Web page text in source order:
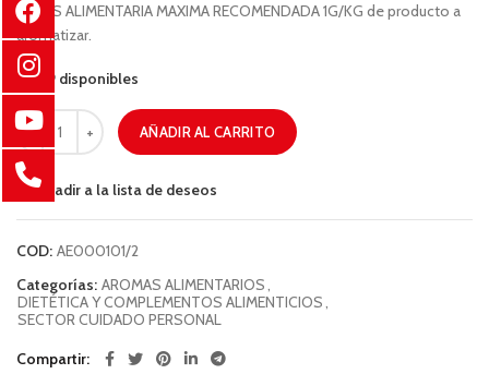
DOSIS ALIMENTARIA MAXIMA RECOMENDADA 1G/KG de producto a
aromatizar.
89 disponibles
AÑADIR AL CARRITO
Añadir a la lista de deseos
COD: AE000101/2
Categorías: AROMAS ALIMENTARIOS,
DIETÉTICA Y COMPLEMENTOS ALIMENTICIOS,
SECTOR CUIDADO PERSONAL
Compartir